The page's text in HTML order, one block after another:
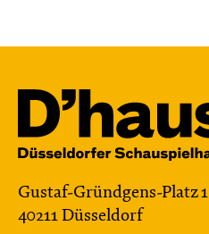
Gustaf-Gründgens-Platz 1
40211 Düsseldorf